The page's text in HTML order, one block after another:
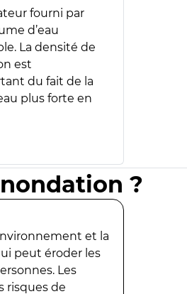
fourni par
d’eau
La densité de
est
du fait de la
plus forte en
?
et la
peut éroder les
Les
risques de